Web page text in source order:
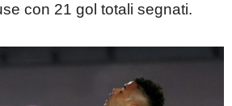
con 21 gol totali segnati.